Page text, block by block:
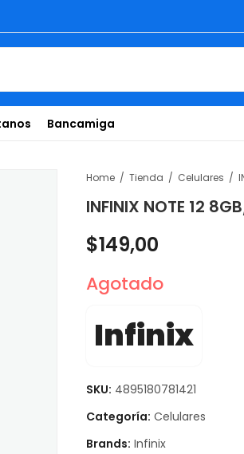
Bancamiga
Home Tienda Celulares
INFINIX NOTE 12
$149,00
Agotado
Infinix
SKU: 4895180781421
Categoría: Celulares
Brands: Infinix